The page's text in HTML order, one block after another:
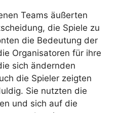
Teams äußerten
die Spiele zu
die Bedeutung der
Organisatoren für ihre
sich ändernden
die Spieler zeigten
Sie nutzten die
und sich auf die